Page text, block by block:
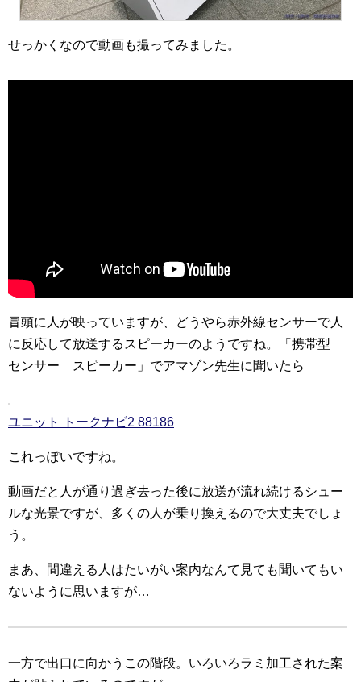
せっかくなので動画も撮ってみました。
冒頭に人が映っていますが、どうやら赤外線センサーで人
に反応して放送するスピーカーのようですね。「携帯型
センサー スピーカー」でアマゾン先生に聞いたら
ユニット トークナビ2 88186
これっぽいですね。
動画だと人が通り過ぎ去った後に放送が流れ続けるシュー
ルな光景ですが、多くの人が乗り換えるので大丈夫でしょ
う。
まあ、間違える人はたいがい案内なんて見ても聞いてもい
ないように思いますが…
一方で出口に向かうこの階段。いろいろラミ加工された案